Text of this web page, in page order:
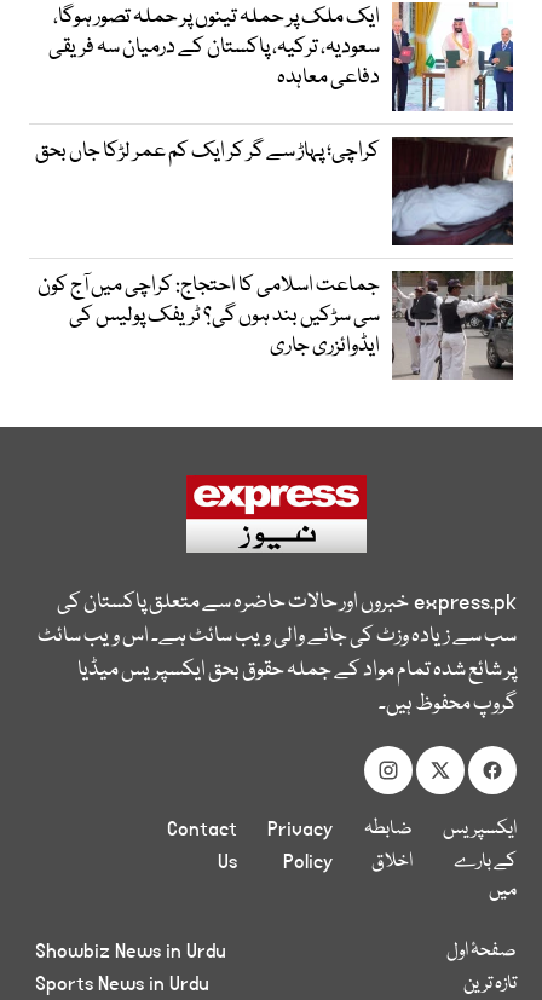
ایک ملک پر حملہ تینوں پر حملہ تصور ہوگا،
سعودیہ، ترکیہ، پاکستان کے درمیان سہ فریقی
دفاعی معاہدہ
کراچی؛ پہاڑ سے گر کر ایک کم عمر لڑکا جاں بحق
جماعت اسلامی کا احتجاج: کراچی میں آج کون
سی سڑکیں بند ہوں گی؟ ٹریفک پولیس کی
ایڈوائزری جاری
express.pkخبروں اور حالات حاضرہ سے متعلق پاکستان کی
سب سے زیادہ وزٹ کی جانے والی ویب سائٹ ہے۔ اس ویب سائٹ
پر شائع شدہ تمام مواد کے جملہ حقوق بحق ایکسپریس میڈیا
گروپ محفوظ ہیں۔
ایکسپریس
کے بارے
میں
ضابطہ
اخلاق
Privacy
Policy
Contact
Us
صفحۂ اول
تازہ ترین
Showbiz News in Urdu
Sports News in Urdu